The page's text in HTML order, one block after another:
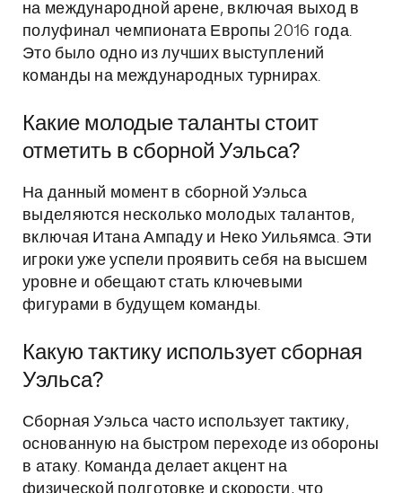
на международной арене, включая выход в
полуфинал чемпионата Европы 2016 года.
Это было одно из лучших выступлений
команды на международных турнирах.
Какие молодые таланты стоит
отметить в сборной Уэльса?
На данный момент в сборной Уэльса
выделяются несколько молодых талантов,
включая Итана Ампаду и Неко Уильямса. Эти
игроки уже успели проявить себя на высшем
уровне и обещают стать ключевыми
фигурами в будущем команды.
Какую тактику использует сборная
Уэльса?
Сборная Уэльса часто использует тактику,
основанную на быстром переходе из обороны
в атаку. Команда делает акцент на
физической подготовке и скорости, что